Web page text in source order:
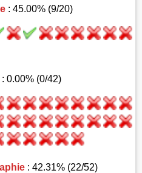
: 45.00% (9/20)
0.00% (0/42)
: 42.31% (22/52)